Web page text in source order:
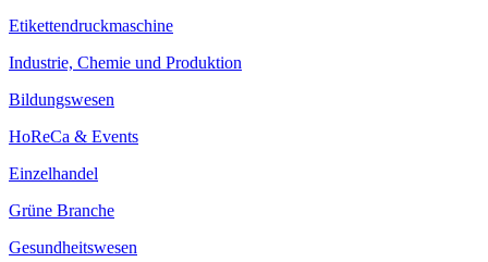
Etikettendruckmaschine
Industrie, Chemie und Produktion
Bildungswesen
HoReCa & Events
Einzelhandel
Grüne Branche
Gesundheitswesen